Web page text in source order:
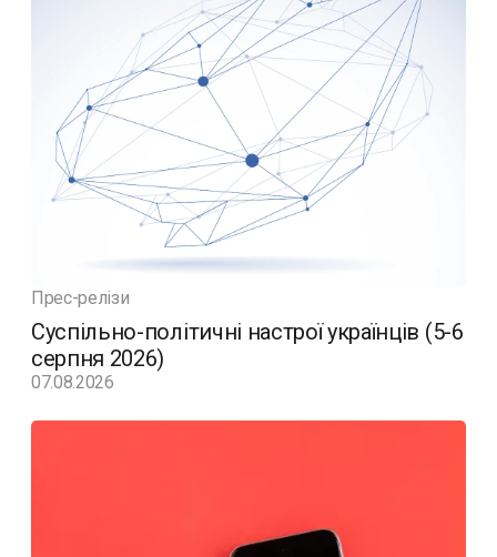
Прес-релізи
Суспільно-політичні настрої українців (5-6
серпня 2026)
07.08.2026